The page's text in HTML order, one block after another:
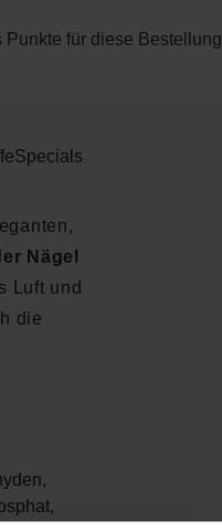
Punkte für diese Bestellung
Specials
Nägel
Luft und
die